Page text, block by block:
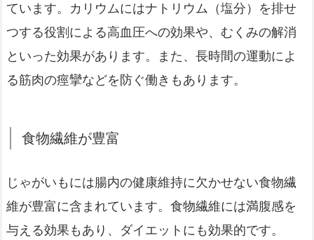
ています。カリウムにはナトリウム（塩分）を排せ
つする役割による高血圧への効果や、むくみの解消
といった効果があります。また、長時間の運動によ
る筋肉の痙攣などを防ぐ働きもあります。
食物繊維が豊富
じゃがいもには腸内の健康維持に欠かせない食物繊
維が豊富に含まれています。食物繊維には満腹感を
与える効果もあり、ダイエットにも効果的です。